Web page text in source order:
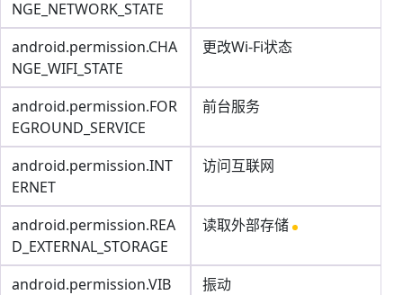
NGE_NETWORK_STATE
android.permission.CHA
NGE_WIFI_STATE
更改Wi-Fi状态
android.permission.FOR
EGROUND_SERVICE
前台服务
android.permission.INT
ERNET
访问互联网
android.permission.REA
D_EXTERNAL_STORAGE
读取外部存储
android.permission.VIB
振动